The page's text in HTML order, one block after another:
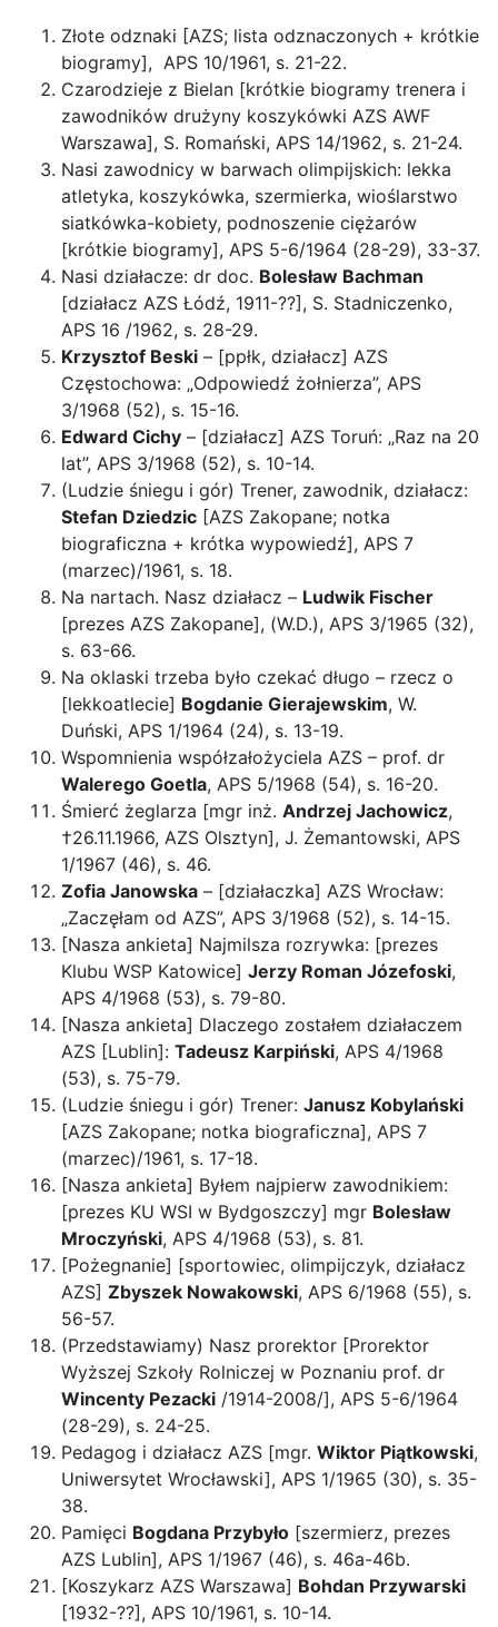
Złote odznaki [AZS; lista odznaczonych + krótkie
biogramy], APS 10/1961, s. 21-22.
Czarodzieje z Bielan [krótkie biogramy trenera i
zawodników drużyny koszykówki AZS AWF
Warszawa], S. Romański, APS 14/1962, s. 21-24.
Nasi zawodnicy w barwach olimpijskich: lekka
atletyka, koszykówka, szermierka, wioślarstwo
siatkówka-kobiety, podnoszenie ciężarów
[krótkie biogramy], APS 5-6/1964 (28-29), 33-37.
Nasi działacze: dr doc. Bolesław Bachman
[działacz AZS Łódź, 1911-??], S. Stadniczenko,
APS 16 /1962, s. 28-29.
Krzysztof Beski – [ppłk, działacz] AZS
Częstochowa: „Odpowiedź żołnierza”, APS
3/1968 (52), s. 15-16.
Edward Cichy – [działacz] AZS Toruń: „Raz na 20
lat”, APS 3/1968 (52), s. 10-14.
(Ludzie śniegu i gór) Trener, zawodnik, działacz:
Stefan Dziedzic [AZS Zakopane; notka
biograficzna + krótka wypowiedź], APS 7
(marzec)/1961, s. 18.
Na nartach. Nasz działacz – Ludwik Fischer
[prezes AZS Zakopane], (W.D.), APS 3/1965 (32),
s. 63-66.
Na oklaski trzeba było czekać długo – rzecz o
[lekkoatlecie] Bogdanie Gierajewskim, W.
Duński, APS 1/1964 (24), s. 13-19.
Wspomnienia współzałożyciela AZS – prof. dr
Walerego Goetla, APS 5/1968 (54), s. 16-20.
Śmierć żeglarza [mgr inż. Andrzej Jachowicz,
†26.11.1966, AZS Olsztyn], J. Żemantowski, APS
1/1967 (46), s. 46.
Zofia Janowska – [działaczka] AZS Wrocław:
„Zaczęłam od AZS”, APS 3/1968 (52), s. 14-15.
[Nasza ankieta] Najmilsza rozrywka: [prezes
Klubu WSP Katowice] Jerzy Roman Józefoski,
APS 4/1968 (53), s. 79-80.
[Nasza ankieta] Dlaczego zostałem działaczem
AZS [Lublin]: Tadeusz Karpiński, APS 4/1968
(53), s. 75-79.
(Ludzie śniegu i gór) Trener: Janusz Kobylański
[AZS Zakopane; notka biograficzna], APS 7
(marzec)/1961, s. 17-18.
[Nasza ankieta] Byłem najpierw zawodnikiem:
[prezes KU WSI w Bydgoszczy] mgr Bolesław
Mroczyński, APS 4/1968 (53), s. 81.
[Pożegnanie] [sportowiec, olimpijczyk, działacz
AZS] Zbyszek Nowakowski, APS 6/1968 (55), s.
56-57.
(Przedstawiamy) Nasz prorektor [Prorektor
Wyższej Szkoły Rolniczej w Poznaniu prof. dr
Wincenty Pezacki /1914-2008/], APS 5-6/1964
(28-29), s. 24-25.
Pedagog i działacz AZS [mgr. Wiktor Piątkowski,
Uniwersytet Wrocławski], APS 1/1965 (30), s. 35-
38.
Pamięci Bogdana Przybyło [szermierz, prezes
AZS Lublin], APS 1/1967 (46), s. 46a-46b.
[Koszykarz AZS Warszawa] Bohdan Przywarski
[1932-??], APS 10/1961, s. 10-14.